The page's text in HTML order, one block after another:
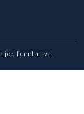
jog fenntartva.